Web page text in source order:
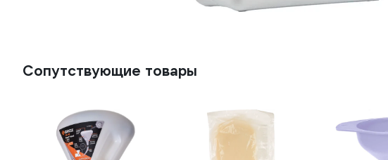
Сопутствующие товары